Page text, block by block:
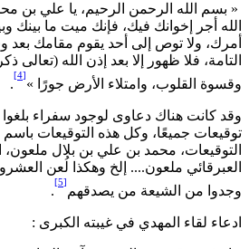
بسم الله الرحمن الرحيم، يا علي بن
أجر إخوانك فيك، فإنك ميت ما بينك
ولا توص إلى أحد يقوم مقامك بعد
فلا ظهور إلا بعد إذن الله (تعالى
القلوب، وامتلاء الأرض جورًا »
.
كانت هناك دعاوى لوجود سفراء بلغوا
جميعًا، وكل هذه التوقيعات باسم
محمد بن علي بن بلال ملعون،
ملعون.... إلخ وهكذا لُعن
من الشيعة من يصدقهم
.
لقاء المهدي في غيبته الكبرى :